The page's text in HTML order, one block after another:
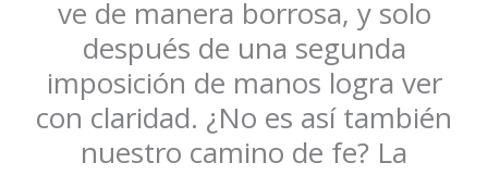
ve de manera borrosa, y solo
después de una segunda
imposición de manos logra ver
con claridad. ¿No es así también
nuestro camino de fe? La